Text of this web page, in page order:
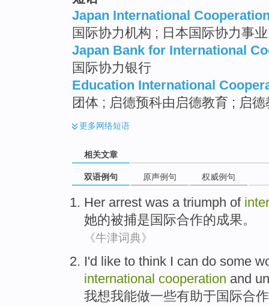
Japan International
国际协力机构 ; 日本国际协力事
Japan Bank for International
国际协力银行
Education International
团体 ; 启德预科由启德教育 ; 启德
更多网络短语
相关文章
双语例句 原声例句 权威例句
Her arrest was a triumph of
她的被捕是 国际合作的成果。
《牛津词典》
I'd like to think I can do some
international cooperation and
我想我能做一些有助于国际合作